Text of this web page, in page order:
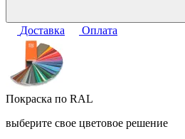
Доставка Оплата
Покраска по RAL
выберите свое цветовое решение